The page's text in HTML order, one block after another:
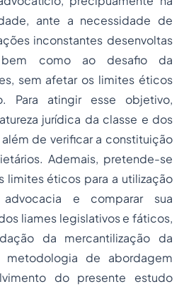
ante a necessidade de
inconstantes desenvoltas
como ao desafio da
sem afetar os limites éticos
Para atingir esse objetivo,
jurídica da classe e dos
de verificar a constituição
Ademais, pretende-se
limites éticos para a utilização
e comparar sua
liames legislativos e fáticos,
da mercantilização da
de abordagem
do presente estudo